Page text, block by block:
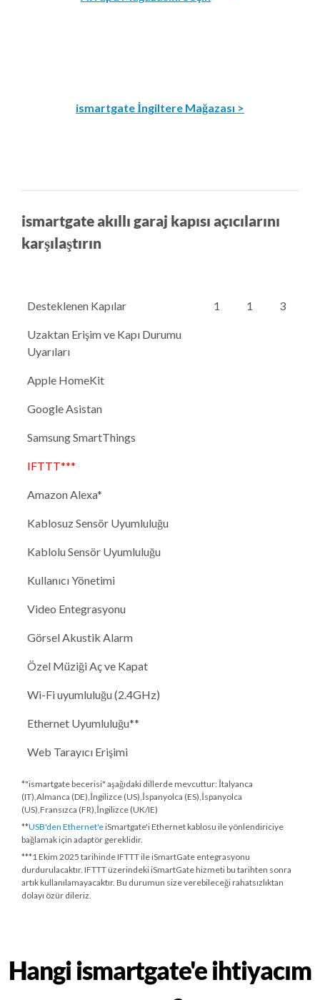
ismartgate İngiltere Mağazası >
ismartgate akıllı garaj kapısı açıcılarını
karşılaştırın
Desteklenen Kapılar 1 1 3
Uzaktan Erişim ve Kapı Durumu
Uyarıları
Apple HomeKit
Google Asistan
Samsung SmartThings
IFTTT***
Amazon Alexa*
Kablosuz Sensör Uyumluluğu
Kablolu Sensör Uyumluluğu
Kullanıcı Yönetimi
Video Entegrasyonu
Görsel Akustik Alarm
Özel Müziği Aç ve Kapat
Wi-Fi uyumluluğu (2.4GHz)
Ethernet Uyumluluğu**
Web Tarayıcı Erişimi
*"ismartgate becerisi" aşağıdaki dillerde mevcuttur: İtalyanca
(IT),Almanca (DE),İngilizce (US),İspanyolca (ES),İspanyolca
(US),Fransızca (FR),İngilizce (UK/IE)
**USB'den Ethernet'eiSmartgate'i Ethernet kablosu ile yönlendiriciye
bağlamak için adaptör gereklidir.
***1 Ekim 2025 tarihindeIFTTT ile iSmartGate entegrasyonu
durdurulacaktır. IFTTT üzerindeki iSmartGate hizmeti bu tarihten sonra
artık kullanılamayacaktır. Bu durumun size verebileceği rahatsızlıktan
dolayı özür dileriz.
Hangi ismartgate'e ihtiyacım